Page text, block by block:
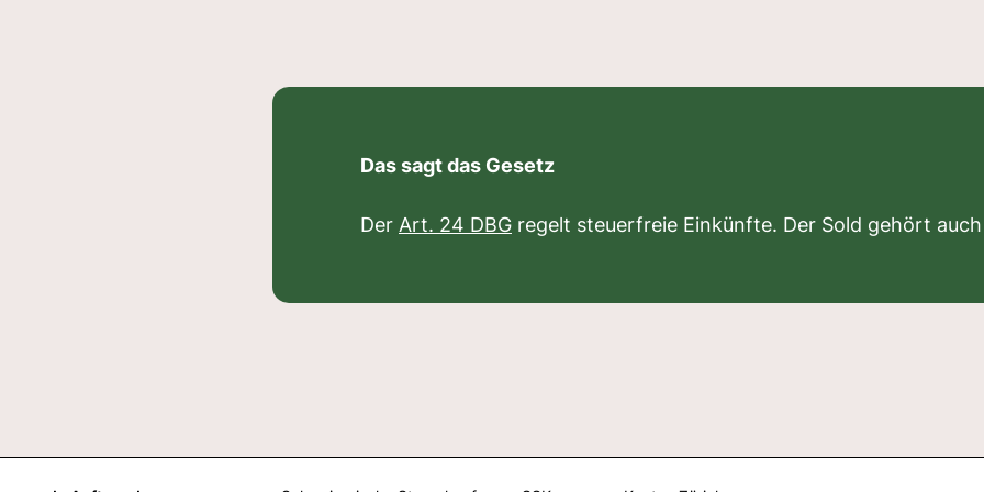
Das sagt das Gesetz
Der Art. 24 DBG regelt steuerfreie Einkünfte. Der Sold gehört